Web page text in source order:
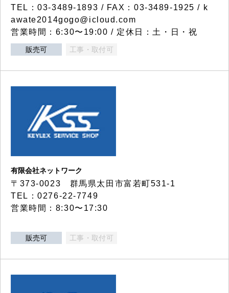
TEL：03-3489-1893 / FAX：03-3489-1925 / k
awate2014gogo@icloud.com
営業時間：6:30〜19:00 / 定休日：土・日・祝
販売可 工事・取付可
有限会社ネットワーク
〒373-0023 群馬県太田市富若町531-1
TEL：0276-22-7749
営業時間：8:30〜17:30
販売可 工事・取付可